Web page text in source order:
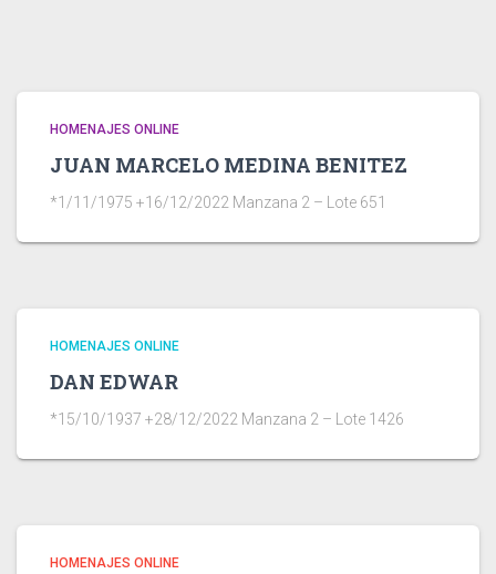
HOMENAJES ONLINE
JUAN MARCELO MEDINA BENITEZ
*1/11/1975 +16/12/2022 Manzana 2 – Lote 651
HOMENAJES ONLINE
DAN EDWAR
*15/10/1937 +28/12/2022 Manzana 2 – Lote 1426
HOMENAJES ONLINE